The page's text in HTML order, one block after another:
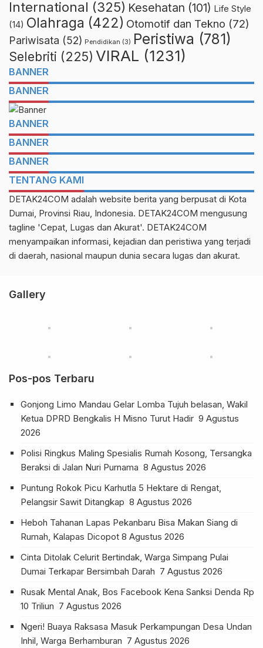
International (325) Kesehatan (101) Life Style
(14) Olahraga (422) Otomotif dan Tekno (72)
Pariwisata (52) Pendidikan (3) Peristiwa (781)
Selebriti (225) VIRAL (1231)
BANNER
BANNER
BANNER
BANNER
BANNER
TENTANG KAMI
DETAK24COM adalah website berita yang berpusat di Kota
Dumai, Provinsi Riau, Indonesia. DETAK24COM mengusung
tagline 'Cepat, Lugas dan Akurat'. DETAK24COM
menyampaikan informasi, kejadian dan peristiwa yang terjadi
di daerah, nasional maupun dunia secara lugas dan akurat.
Gallery
Pos-pos Terbaru
Gonjong Limo Mandau Gelar Lomba Tujuh belasan, Wakil
Ketua DPRD Bengkalis H Misno Turut Hadir 9 Agustus
2026
Polisi Ringkus Maling Spesialis Rumah Kosong, Tersangka
Beraksi di Jalan Nuri Purnama 8 Agustus 2026
Puntung Rokok Picu Karhutla 5 Hektare di Rengat,
Pelangsir Sawit Ditangkap 8 Agustus 2026
Heboh Tahanan Lapas Pekanbaru Bisa Makan Siang di
Rumah, Kalapas Dicopot 8 Agustus 2026
Cinta Ditolak Celurit Bertindak, Warga Simpang Pulai
Dumai Terkapar Bersimbah Darah 7 Agustus 2026
Rusak Mental Anak, Bos Facebook Kena Sanksi Denda Rp
10 Triliun 7 Agustus 2026
Ngeri! Buaya Raksasa Masuk Perkampungan Desa Undan
Inhil, Warga Berhamburan 7 Agustus 2026